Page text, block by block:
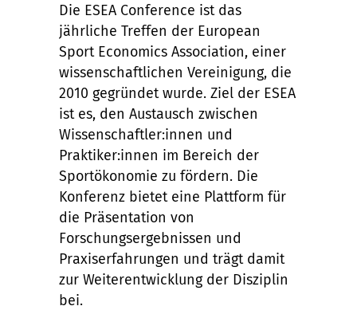
Die ESEA Conference ist das
jährliche Treffen der European
Sport Economics Association, einer
wissenschaftlichen Vereinigung, die
2010 gegründet wurde. Ziel der ESEA
ist es, den Austausch zwischen
Wissenschaftler:innen und
Praktiker:innen im Bereich der
Sportökonomie zu fördern. Die
Konferenz bietet eine Plattform für
die Präsentation von
Forschungsergebnissen und
Praxiserfahrungen und trägt damit
zur Weiterentwicklung der Disziplin
bei.